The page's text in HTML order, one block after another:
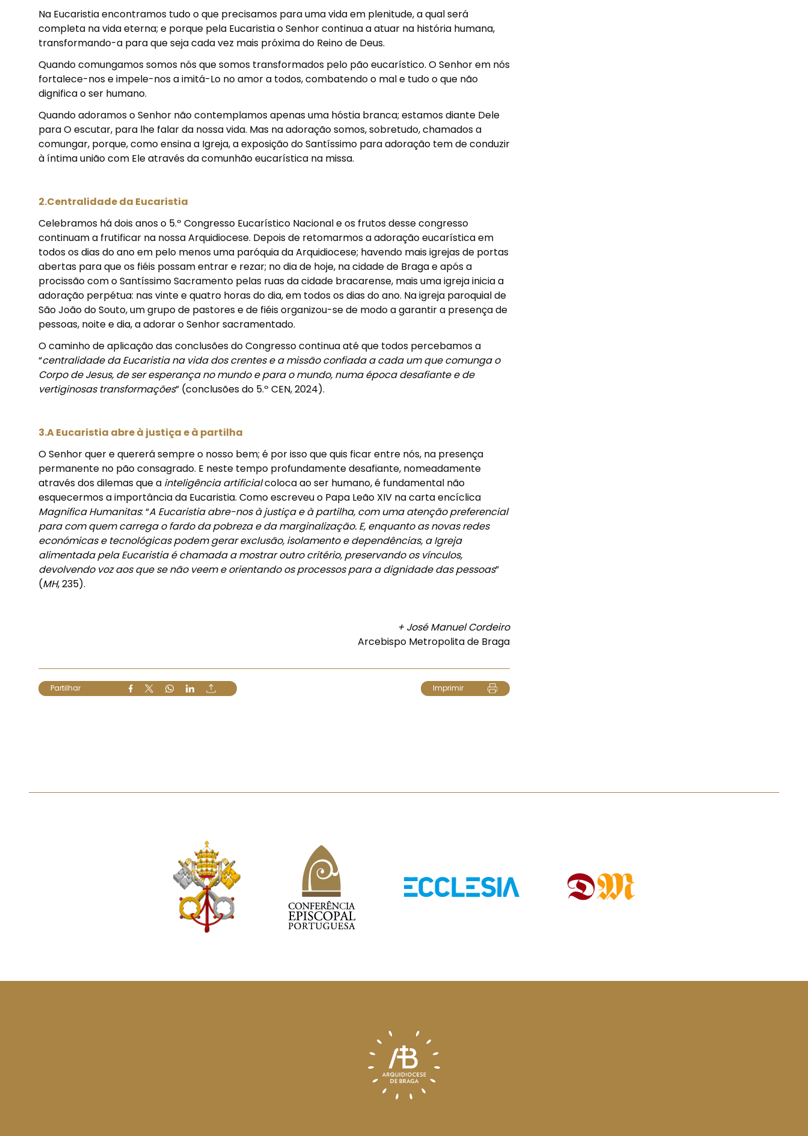
Na Eucaristia encontramos tudo o que precisamos para uma vida em plenitude, a qual será
completa na vida eterna; e porque pela Eucaristia o Senhor continua a atuar na história humana,
transformando-a para que seja cada vez mais próxima do Reino de Deus.
Quando comungamos somos nós que somos transformados pelo pão eucarístico. O Senhor em nós
fortalece-nos e impele-nos a imitá-Lo no amor a todos, combatendo o mal e tudo o que não
dignifica o ser humano.
Quando adoramos o Senhor não contemplamos apenas uma hóstia branca; estamos diante Dele
para O escutar, para lhe falar da nossa vida. Mas na adoração somos, sobretudo, chamados a
comungar, porque, como ensina a Igreja, a exposição do Santíssimo para adoração tem de conduzir
à íntima união com Ele através da comunhão eucarística na missa.
2.Centralidade da Eucaristia
Celebramos há dois anos o 5.º Congresso Eucarístico Nacional e os frutos desse congresso
continuam a frutificar na nossa Arquidiocese. Depois de retomarmos a adoração eucarística em
todos os dias do ano em pelo menos uma paróquia da Arquidiocese; havendo mais igrejas de portas
abertas para que os fiéis possam entrar e rezar; no dia de hoje, na cidade de Braga e após a
procissão com o Santíssimo Sacramento pelas ruas da cidade bracarense, mais uma igreja inicia a
adoração perpétua: nas vinte e quatro horas do dia, em todos os dias do ano. Na igreja paroquial de
São João do Souto, um grupo de pastores e de fiéis organizou-se de modo a garantir a presença de
pessoas, noite e dia, a adorar o Senhor sacramentado.
O caminho de aplicação das conclusões do Congresso continua até que todos percebamos a
“centralidade da Eucaristia na vida dos crentes e a missão confiada a cada um que comunga o
Corpo de Jesus, de ser esperança no mundo e para o mundo, numa época desafiante e de
vertiginosas transformações” (conclusões do 5.º CEN, 2024).
3.A Eucaristia abre à justiça e à partilha
O Senhor quer e quererá sempre o nosso bem; é por isso que quis ficar entre nós, na presença
permanente no pão consagrado. E neste tempo profundamente desafiante, nomeadamente
através dos dilemas que a inteligência artificialcoloca ao ser humano, é fundamental não
esquecermos a importância da Eucaristia. Como escreveu o Papa Leão XIV na carta encíclica
Magnifica Humanitas: “A Eucaristia abre-nos à justiça e à partilha, com uma atenção preferencial
para com quem carrega o fardo da pobreza e da marginalização. E, enquanto as novas redes
económicas e tecnológicas podem gerar exclusão, isolamento e dependências, a Igreja
alimentada pela Eucaristia é chamada a mostrar outro critério, preservando os vínculos,
devolvendo voz aos que se não veem e orientando os processos para a dignidade das pessoas”
(MH, 235).
+ José Manuel Cordeiro
Arcebispo Metropolita de Braga
Partilhar Imprimir